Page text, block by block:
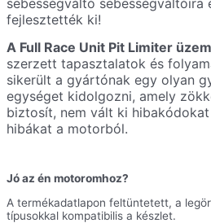
sebességváltó sebességváltóira
fejlesztették ki!
A Full Race Unit Pit Limiter
szerzett tapasztalatok és
sikerült a gyártónak egy olyan
egységet kidolgozni, amely
biztosít, nem vált ki
hibákat a motorból.
Jó az én motoromhoz?
A termékadatlapon feltüntetett, a
típusokkal kompatibilis a készlet.